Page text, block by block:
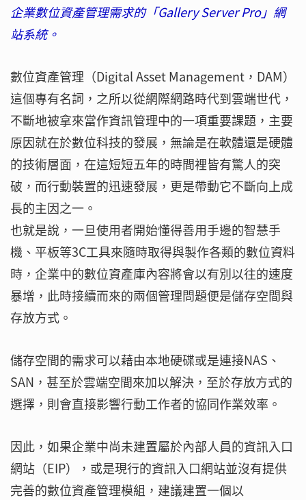
企業數位資產管理需求的「Gallery Server Pro」網
站系統。
數位資產管理（Digital Asset Management，DAM）
這個專有名詞，之所以從網際網路時代到雲端世代，
不斷地被拿來當作資訊管理中的一項重要課題，主要
原因就在於數位科技的發展，無論是在軟體還是硬體
的技術層面，在這短短五年的時間裡皆有驚人的突
破，而行動裝置的迅速發展，更是帶動它不斷向上成
長的主因之一。
也就是說，一旦使用者開始懂得善用手邊的智慧手
機、平板等3C工具來隨時取得與製作各類的數位資料
時，企業中的數位資產庫內容將會以有別以往的速度
暴增，此時接續而來的兩個管理問題便是儲存空間與
存放方式。
儲存空間的需求可以藉由本地硬碟或是連接NAS、
SAN，甚至於雲端空間來加以解決，至於存放方式的
選擇，則會直接影響行動工作者的協同作業效率。
因此，如果企業中尚未建置屬於內部人員的資訊入口
網站（EIP），或是現行的資訊入口網站並沒有提供
完善的數位資產管理模組，建議建置一個以